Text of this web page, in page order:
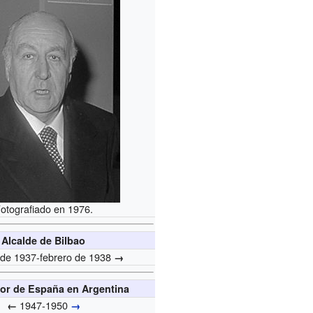
en 1976.
Alcalde de Bilbao
1937-febrero de 1938 →
de España en Argentina
← 1947-1950 →